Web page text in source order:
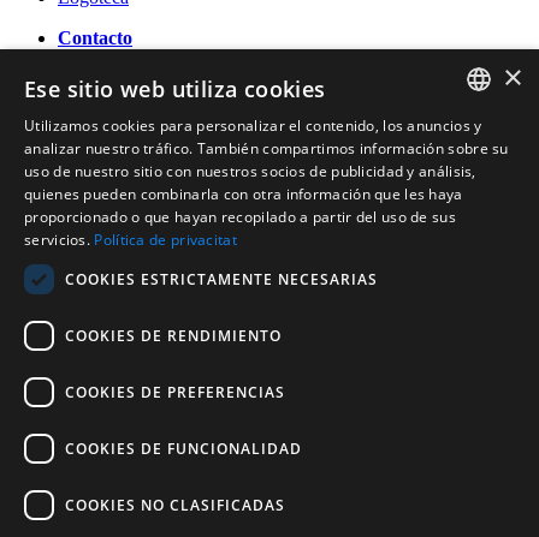
Contacto
OFICINA DE TURISMO DE BANYOLES
Passeig Darder - Pesquera núm. 10
17820 Banyoles (Girona)
Tel. (0034) 972 583 470
turisme@ajbanyoles.org
whatsapp 690 853 395
Síguenos
Con el soporte de:
CATALAN
ENGLISH
FRENCH
×
Ese sitio web utiliza cookies
Utilizamos cookies para personalizar el contenido, los anuncios y
analizar nuestro tráfico. También compartimos información sobre su
uso de nuestro sitio con nuestros socios de publicidad y análisis,
quienes pueden combinarla con otra información que les haya
proporcionado o que hayan recopilado a partir del uso de sus
servicios. Política de privacitat
COOKIES ESTRICTAMENTE NECESARIAS
COOKIES DE RENDIMIENTO
COOKIES DE PREFERENCIAS
COOKIES DE FUNCIONALIDAD
COOKIES NO CLASIFICADAS